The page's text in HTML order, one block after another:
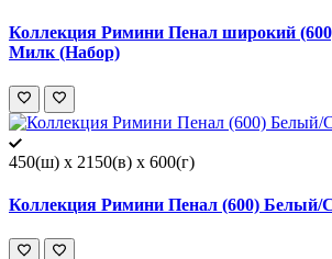
Коллекция Римини Пенал широкий
Милк (Набор)
450(ш) x 2150(в) x 600(г)
Коллекция Римини Пенал (600)